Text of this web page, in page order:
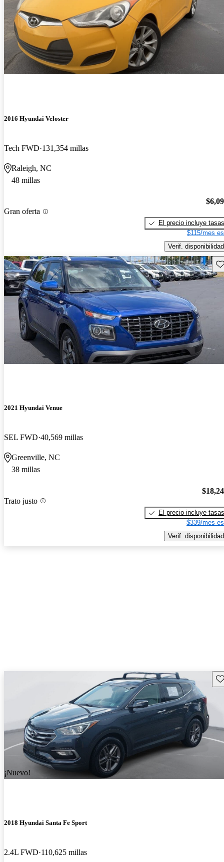
2016 Hyundai Veloster
Tech FWD 131,354 millas
Raleigh, NC
48 millas
Gran oferta
El precio incluye tasas
$115/mes
Verif. disponibilidad
2021 Hyundai Venue
SEL FWD 40,569 millas
Greenville, NC
38 millas
Trato justo
El precio incluye tasas
$339/mes
Verif. disponibilidad
¡Nuevo!
2018 Hyundai Santa Fe Sport
2.4L FWD 110,625 millas